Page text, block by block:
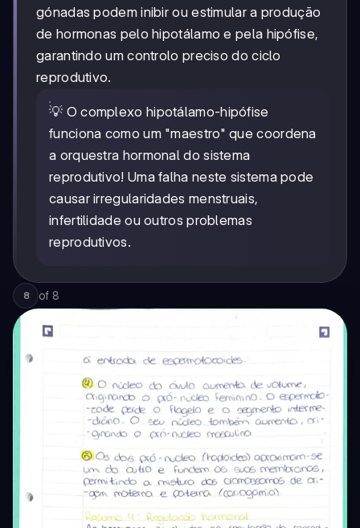
gónadas podem inibir ou estimular a produção
de hormonas pelo hipotálamo e pela hipófise,
garantindo um controlo preciso do ciclo
reprodutivo.
💡 O complexo hipotálamo-hipófise
funciona como um "maestro" que coordena
a orquestra hormonal do sistema
reprodutivo! Uma falha neste sistema pode
causar irregularidades menstruais,
infertilidade ou outros problemas
reprodutivos.
8 of 8